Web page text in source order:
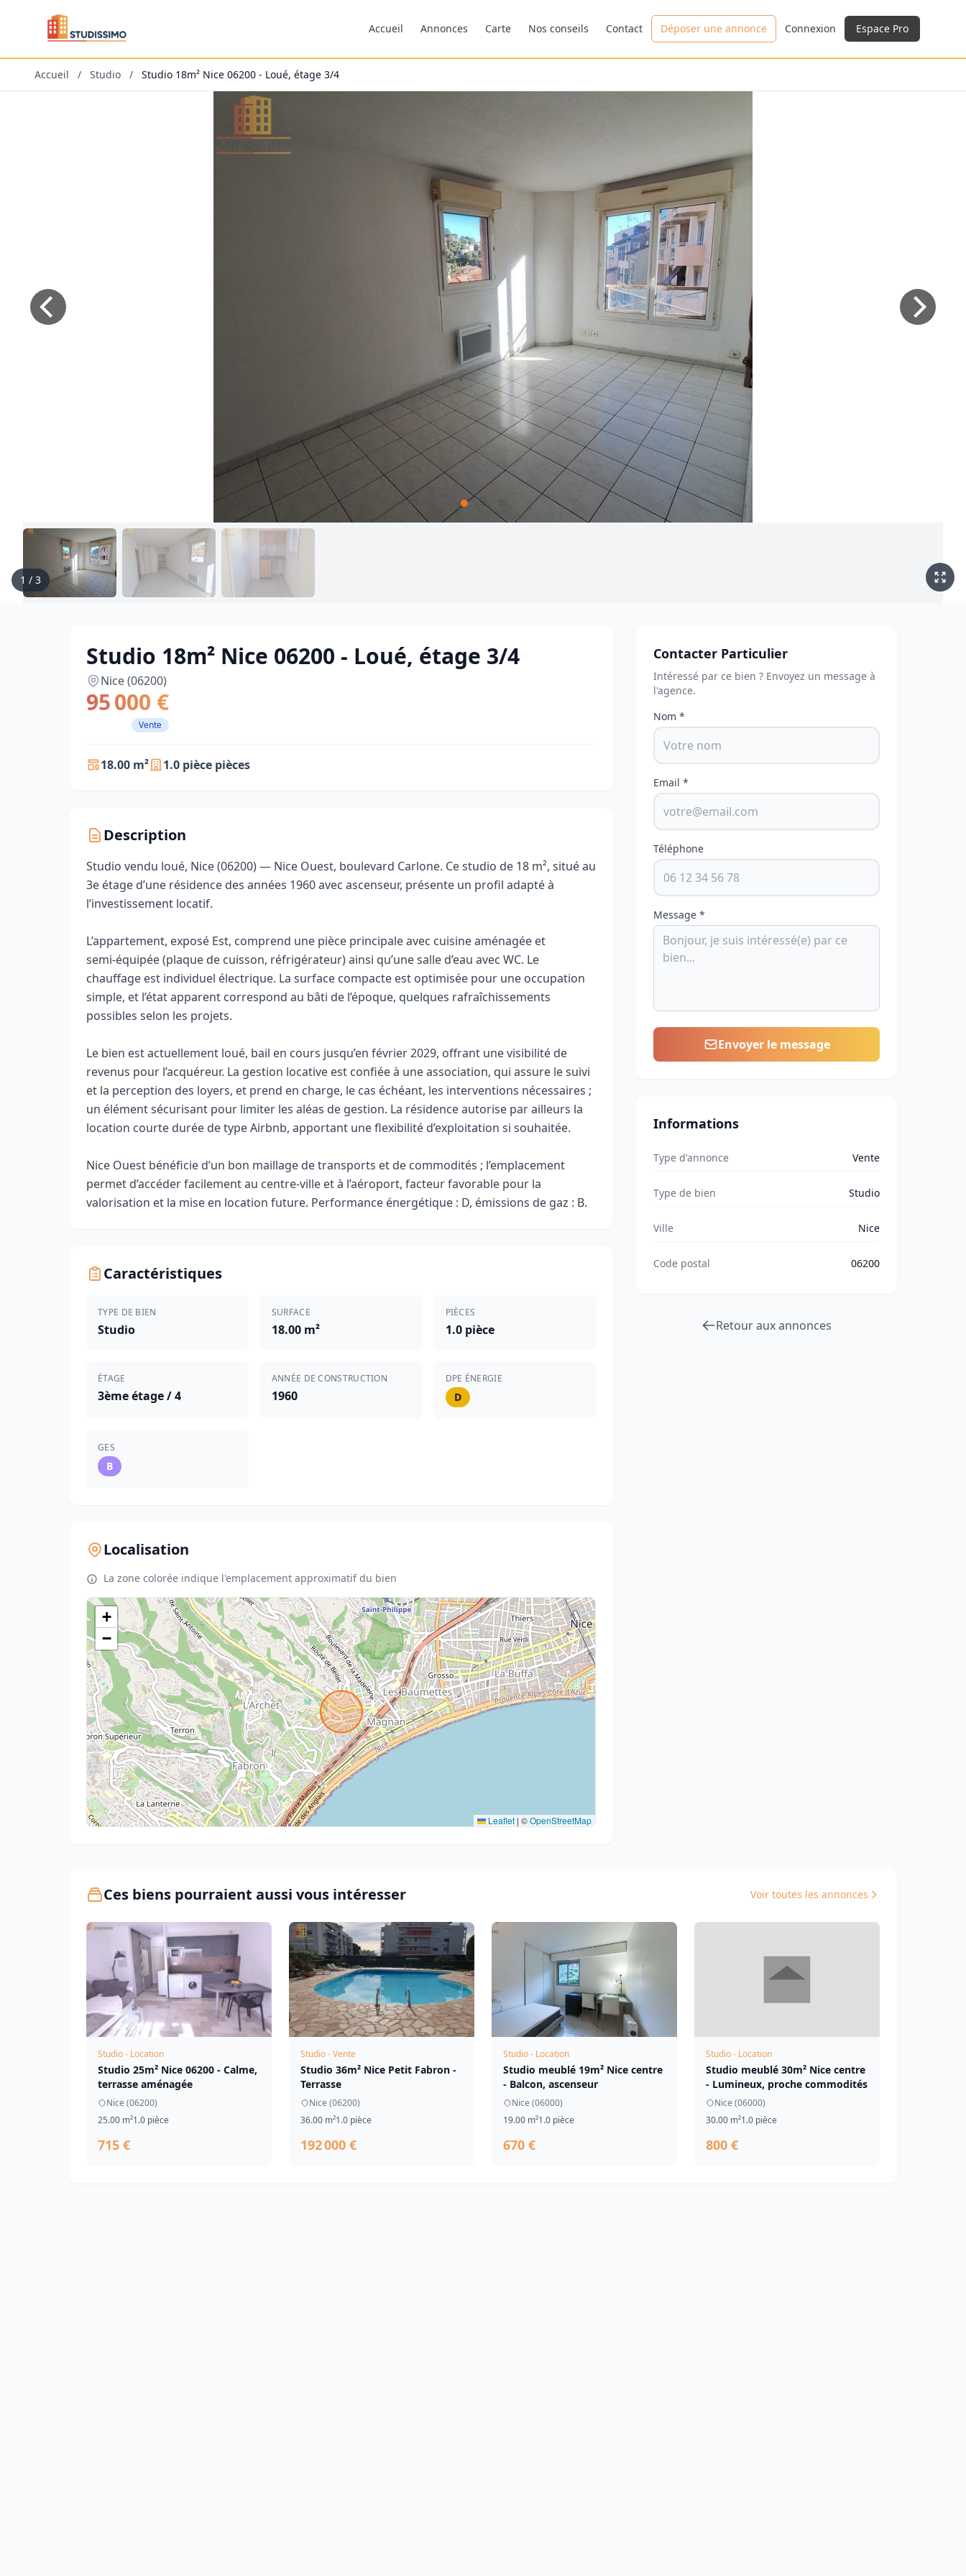
Accueil Annonces Carte Nos conseils Contact Déposer une annonce Connexion Espace Pro
Accueil / Studio / Studio 18m² Nice 06200 - Loué, étage 3/4
1 / 3
Studio 18m² Nice 06200 - Loué, étage 3/4
Nice (06200)
95 000 €
Vente
18.00 m² 1.0 pièce pièces
Description
Studio vendu loué, Nice (06200) — Nice Ouest, boulevard Carlone. Ce studio de 18 m², situé au
3e étage d’une résidence des années 1960 avec ascenseur, présente un profil adapté à
l’investissement locatif.
L’appartement, exposé Est, comprend une pièce principale avec cuisine aménagée et
semi‑équipée (plaque de cuisson, réfrigérateur) ainsi qu’une salle d’eau avec WC. Le
chauffage est individuel électrique. La surface compacte est optimisée pour une occupation
simple, et l’état apparent correspond au bâti de l’époque, quelques rafraîchissements
possibles selon les projets.
Le bien est actuellement loué, bail en cours jusqu’en février 2029, offrant une visibilité de
revenus pour l’acquéreur. La gestion locative est confiée à une association, qui assure le suivi
et la perception des loyers, et prend en charge, le cas échéant, les interventions nécessaires ;
un élément sécurisant pour limiter les aléas de gestion. La résidence autorise par ailleurs la
location courte durée de type Airbnb, apportant une flexibilité d’exploitation si souhaitée.
Nice Ouest bénéficie d’un bon maillage de transports et de commodités ; l’emplacement
permet d’accéder facilement au centre‑ville et à l’aéroport, facteur favorable pour la
valorisation et la mise en location future. Performance énergétique : D, émissions de gaz : B.
Caractéristiques
TYPE DE BIEN
Studio
SURFACE
18.00 m²
PIÈCES
1.0 pièce
ÉTAGE
3ème étage / 4
ANNÉE DE CONSTRUCTION
1960
DPE ÉNERGIE
D
GES
B
Localisation
La zone colorée indique l'emplacement approximatif du bien
+
−
Leaflet | ©OpenStreetMap
Contacter Particulier
Intéressé par ce bien ? Envoyez un message à
l'agence.
Nom *
Email *
Téléphone
Message *
Envoyer le message
Informations
Type d'annonce Vente
Type de bien Studio
Ville Nice
Code postal 06200
Retour aux annonces
Ces biens pourraient aussi vous intéresser Voir toutes les annonces
Studio - Location
Studio 25m² Nice 06200 - Calme,
terrasse aménagée
Nice (06200)
25.00 m²1.0 pièce
715 €
Studio - Vente
Studio 36m² Nice Petit Fabron -
Terrasse
Nice (06200)
36.00 m²1.0 pièce
192 000 €
Studio - Location
Studio meublé 19m² Nice centre
- Balcon, ascenseur
Nice (06000)
19.00 m²1.0 pièce
670 €
Studio - Location
Studio meublé 30m² Nice centre
- Lumineux, proche commodités
Nice (06000)
30.00 m²1.0 pièce
800 €